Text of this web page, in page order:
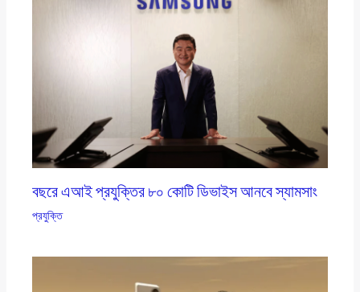
বছরে এআই প্রযুক্তির ৮০ কোটি ডিভাইস আনবে স্যামসাং
প্রযুক্তি